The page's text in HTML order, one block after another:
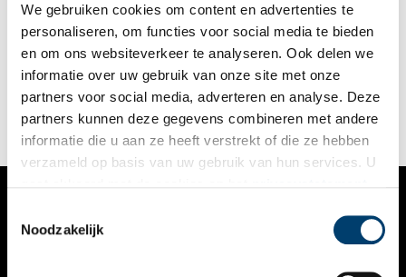
We gebruiken cookies om content en advertenties te
personaliseren, om functies voor social media te bieden
en om ons websiteverkeer te analyseren. Ook delen we
informatie over uw gebruik van onze site met onze
partners voor social media, adverteren en analyse. Deze
partners kunnen deze gegevens combineren met andere
informatie die u aan ze heeft verstrekt of die ze hebben
verzameld op basis van uw gebruik van hun services. U
Noodzakelijk
André Hazes was als Amsterdamse vertolker van het levenslied
een icoon van de Nederlandse amusementsmuziek. Hij zong
zijn liedjes met veel gevoel voor blues en sprak daarmee een
breed publiek aan. Ook na zijn vroegtijdige dood in september
2004 blijven het leven en de muziek van de volkszanger tot de
verbeelding spreken.
VERHALEN